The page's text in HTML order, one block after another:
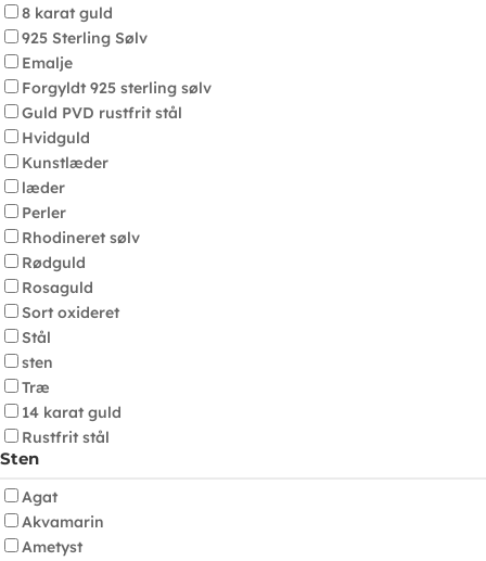
8 karat guld
925 Sterling Sølv
Emalje
Forgyldt 925 sterling sølv
Guld PVD rustfrit stål
Hvidguld
Kunstlæder
læder
Perler
Rhodineret sølv
Rødguld
Rosaguld
Sort oxideret
Stål
sten
Træ
14 karat guld
Rustfrit stål
Sten
Agat
Akvamarin
Ametyst